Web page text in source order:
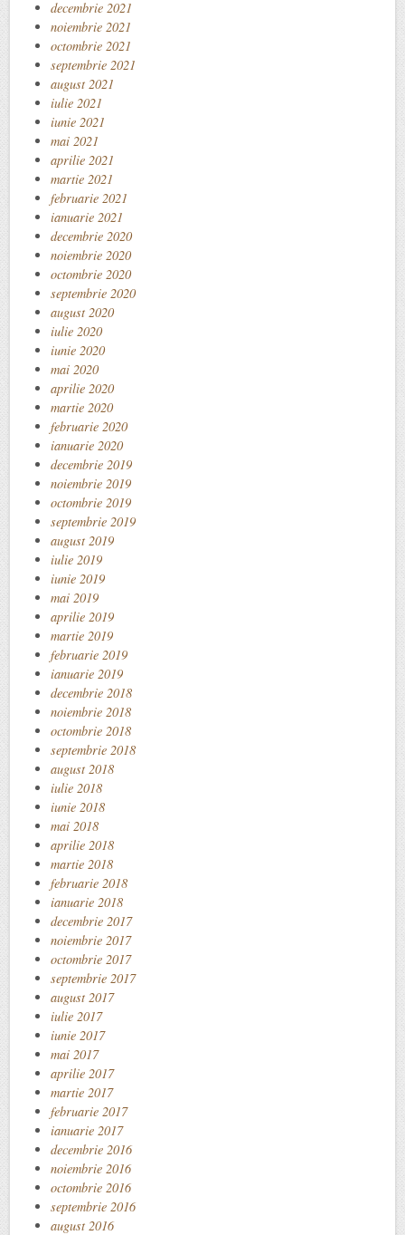
decembrie 2021
noiembrie 2021
octombrie 2021
septembrie 2021
august 2021
iulie 2021
iunie 2021
mai 2021
aprilie 2021
martie 2021
februarie 2021
ianuarie 2021
decembrie 2020
noiembrie 2020
octombrie 2020
septembrie 2020
august 2020
iulie 2020
iunie 2020
mai 2020
aprilie 2020
martie 2020
februarie 2020
ianuarie 2020
decembrie 2019
noiembrie 2019
octombrie 2019
septembrie 2019
august 2019
iulie 2019
iunie 2019
mai 2019
aprilie 2019
martie 2019
februarie 2019
ianuarie 2019
decembrie 2018
noiembrie 2018
octombrie 2018
septembrie 2018
august 2018
iulie 2018
iunie 2018
mai 2018
aprilie 2018
martie 2018
februarie 2018
ianuarie 2018
decembrie 2017
noiembrie 2017
octombrie 2017
septembrie 2017
august 2017
iulie 2017
iunie 2017
mai 2017
aprilie 2017
martie 2017
februarie 2017
ianuarie 2017
decembrie 2016
noiembrie 2016
octombrie 2016
septembrie 2016
august 2016